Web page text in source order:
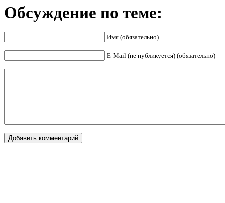
Обсуждение по теме:
Имя (обязательно)
E-Mail (не публикуется) (обязательно)